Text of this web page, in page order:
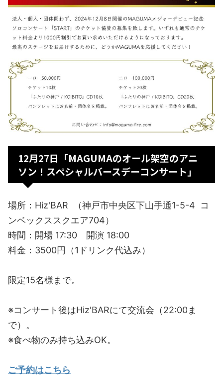
12月27日「MAGUMAのオール架空のアニ
ソン！スペシャルバースデーコンサート」
場所：Hiz'BAR （神戸市中央区下山手通1-5-4 コ
ンベックススクエア704）
時間：開場 17:30 開演 18:00
料金：3500円（1ドリンク代込み）
限定15名様まで。
※コンサート後はHiz'BARにて交流会（22:00ま
で）。
※食べ物のみ持ち込みOK。
ご予約はこちら